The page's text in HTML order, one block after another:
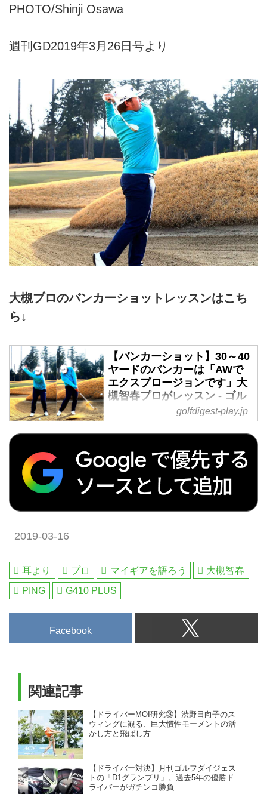
PHOTO/Shinji Osawa
週刊GD2019年3月26日号より
大槻プロのバンカーショットレッスンはこち
ら↓
【バンカーショット】30～40
ヤードのバンカーは「AWで
エクスプロージョンです」大
槻智春プロがレッスン - ゴル
フへ行こうWEB by ゴルフダ
イジェスト
プロのバンカーレッスン第2回。
「ピンまで距離が遠いバンカーシ
ョットは番手を替えるのが一番で
す」とアドバイス。実戦でのコツ
を大槻プロに聞いた。
golfdigest-play.jp
2019-03-16
耳より プロ マイギアを語ろう
大槻智春
PING
G410 PLUS
Facebook
関連記事
【ドライバーMOI研究③】渋野日向子のス
ウィングに観る、巨大慣性モーメントの活
かし方と飛ばし方
【ドライバー対決】月刊ゴルフダイジェス
トの「D1グランプリ」。過去5年の優勝ド
ライバーがガチンコ勝負